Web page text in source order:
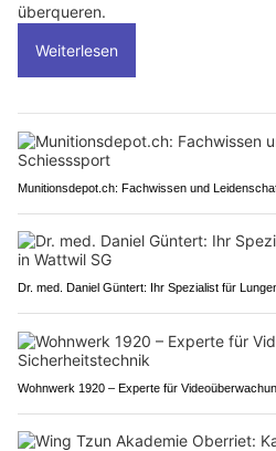
überqueren.
Weiterlesen
Munitionsdepot.ch: Fachwissen und
Dr. med. Daniel Güntert: Ihr Spezialist für
Wohnwerk 1920 – Experte für